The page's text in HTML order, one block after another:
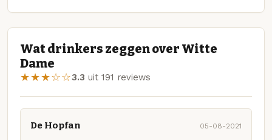
Wat drinkers zeggen over Witte
Dame
★★★☆☆3.3 uit 191 reviews
De Hopfan 05-08-2021